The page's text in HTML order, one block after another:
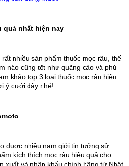
quả nhất hiện nay
nhiều sản phẩm thuốc mọc râu, thế
nào cũng tốt như quảng cáo và phù
khảo top 3 loại thuốc mọc râu hiệu
ý dưới đây nhé!
được nhiều nam giới tin tưởng sử
kích thích mọc râu hiệu quả cho
xuất và nhập khẩu chính hãng từ Nhật